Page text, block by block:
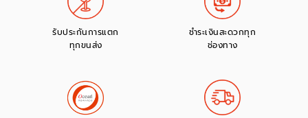
รับประกันการแตก
ทุกขนส่ง
ชำระเงินสะดวกทุก
ช่องทาง